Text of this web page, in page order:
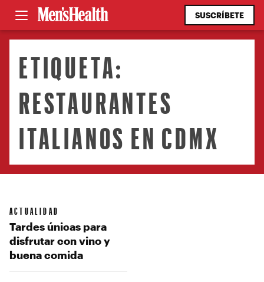
SUSCRÍBETE
ETIQUETA:
RESTAURANTES
ITALIANOS EN CDMX
ACTUALIDAD
Tardes únicas para
disfrutar con vino y
buena comida